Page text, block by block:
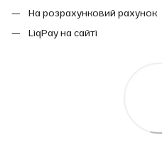
На розрахунковий рахунок
LiqPay на сайті